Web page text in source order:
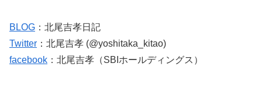
BLOG ：北尾吉孝日記
Twitter ：北尾吉孝 (@yoshitaka_kitao)
facebook ：北尾吉孝（SBIホールディングス）